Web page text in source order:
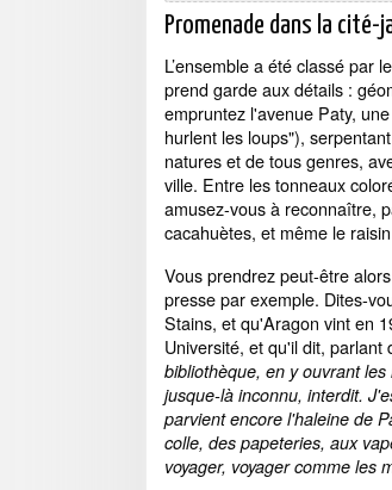
Promenade dans la cité-
L’ensemble a été classé par
prend garde aux détails :
empruntez l'avenue Paty,
hurlent les loups"),
natures et de tous genres,
ville. Entre les tonneaux
amusez-vous à reconnaître,
cacahuètes, et même le
Vous prendrez peut-être
presse par exemple. Dites-
Stains, et qu'Aragon vint en
Université, et qu'il dit, parlant
bibliothèque, en y ouvrant
jusque-là inconnu, interdit.
parvient encore l'haleine de
colle, des papeteries, aux
voyager, voyager comme les